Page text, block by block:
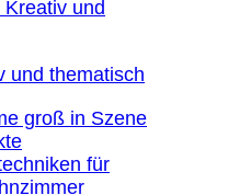
und thematisch